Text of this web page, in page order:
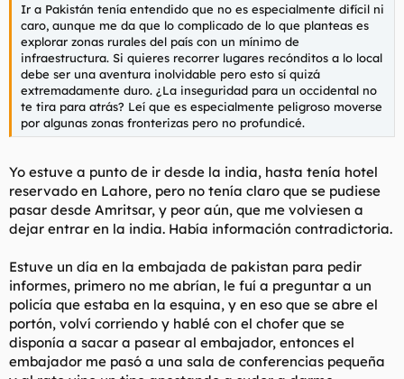
Ir a Pakistán tenía entendido que no es especialmente difícil ni
caro, aunque me da que lo complicado de lo que planteas es
explorar zonas rurales del país con un mínimo de
infraestructura. Si quieres recorrer lugares recónditos a lo local
debe ser una aventura inolvidable pero esto sí quizá
extremadamente duro. ¿La inseguridad para un occidental no
te tira para atrás? Leí que es especialmente peligroso moverse
por algunas zonas fronterizas pero no profundicé.
Yo estuve a punto de ir desde la india, hasta tenía hotel
reservado en Lahore, pero no tenía claro que se pudiese
pasar desde Amritsar, y peor aún, que me volviesen a
dejar entrar en la india. Había información contradictoria.
Estuve un día en la embajada de pakistan para pedir
informes, primero no me abrían, le fuí a preguntar a un
policía que estaba en la esquina, y en eso que se abre el
portón, volví corriendo y hablé con el chofer que se
disponía a sacar a pasear al embajador, entonces el
embajador me pasó a una sala de conferencias pequeña